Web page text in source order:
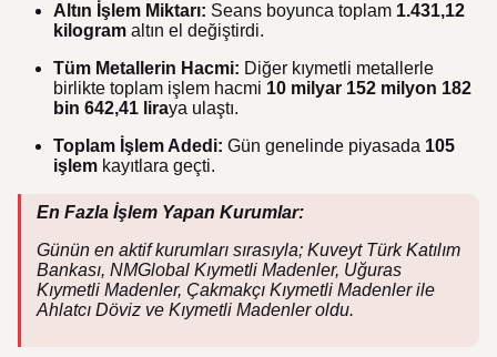
Altın İşlem Miktarı: Seans boyunca toplam 1.431,12
kilogram altın el değiştirdi.
Tüm Metallerin Hacmi: Diğer kıymetli metallerle
birlikte toplam işlem hacmi 10 milyar 152 milyon 182
bin 642,41 liraya ulaştı.
Toplam İşlem Adedi: Gün genelinde piyasada 105
işlem kayıtlara geçti.
En Fazla İşlem Yapan Kurumlar:
Günün en aktif kurumları sırasıyla; Kuveyt Türk Katılım
Bankası, NMGlobal Kıymetli Madenler, Uğuras
Kıymetli Madenler, Çakmakçı Kıymetli Madenler ile
Ahlatcı Döviz ve Kıymetli Madenler oldu.